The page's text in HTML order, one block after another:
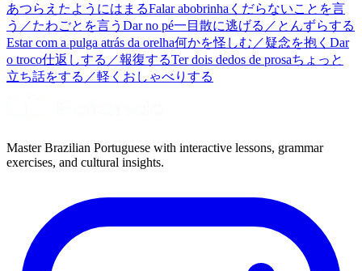
あつらえたようにはまるFalar abobrinha くだらないことを言
う／たわごとを言う Dar no pé一目散に逃げる／とんずらする
Estar com a pulga atrás da orelha何かを怪しむ／疑念を抱く Dar
o troco仕返しする／報復するTer dois dedos de prosaちょっと
立ち話をする／軽くおしゃべりする
Master Brazilian Portuguese with interactive lessons, grammar
exercises, and cultural insights.